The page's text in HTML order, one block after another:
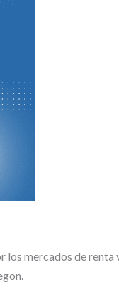
los mercados de renta